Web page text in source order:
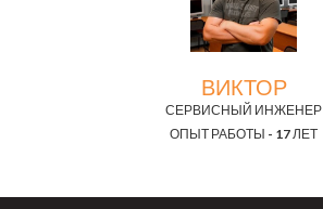
ВИКТОР
СЕРВИСНЫЙ ИНЖЕНЕР
ОПЫТ РАБОТЫ - 17 ЛЕТ